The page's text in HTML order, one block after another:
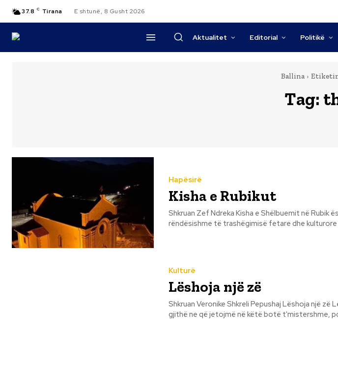
37.8 C Tirana E shtunë, 8 Gusht 2026
Aktualitet Editorial Politikë
Ballina
Tag:
Hapësirë
Kisha e Rubikut
Shkruan Zef Ndreka Kisha e Shëlbuemit në Rubik është një nga monumentet më të
rëndësishme të trashëgimisë fetare dhe kulturore
Kulturë
Lëshoja një zë
Shkruan Veronike Shkreli Pepushaj Lëshoja një zë Lëshoja një zë jetës, thuaj që ti je e çmuar. Të
gjithë ne që jetojmë në këtë botë t'mistershme,